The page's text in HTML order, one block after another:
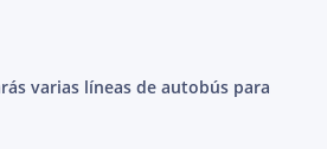
varias líneas de autobús para